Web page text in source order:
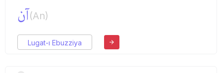
آن(An)
Lugat-ı Ebuzziya